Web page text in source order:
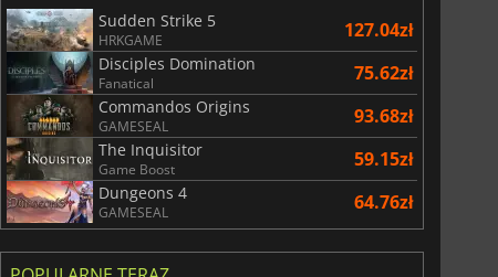
Sudden Strike 5
HRKGAME 127.04zł
Disciples Domination
Fanatical 75.62zł
Commandos Origins
GAMESEAL 93.68zł
The Inquisitor
Game Boost 59.15zł
Dungeons 4
GAMESEAL 64.76zł